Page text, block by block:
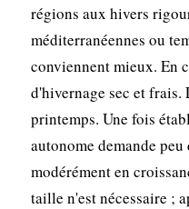
régions aux hivers
méditerranéennes ou
conviennent mieux. En
d'hivernage sec et frais.
printemps. Une fois
autonome demande
modérément en
taille n'est nécessaire ;